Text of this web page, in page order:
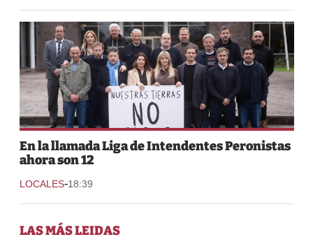
En la llamada Liga de Intendentes Peronistas
ahora son 12
LOCALES-18:39
LAS MÁS LEIDAS